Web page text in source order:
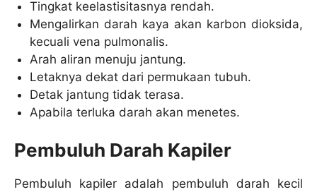
Tingkat keelastisitasnya rendah.
Mengalirkan darah kaya akan karbon dioksida,
kecuali vena pulmonalis.
Arah aliran menuju jantung.
Letaknya dekat dari permukaan tubuh.
Detak jantung tidak terasa.
Apabila terluka darah akan menetes.
Pembuluh Darah Kapiler
Pembuluh kapiler adalah pembuluh darah kecil